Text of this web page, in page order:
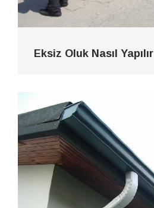
Eksiz Oluk Nasıl Yapılır